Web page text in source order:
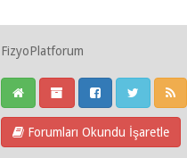
FizyoPlatforum
Forumları Okundu İşaretle